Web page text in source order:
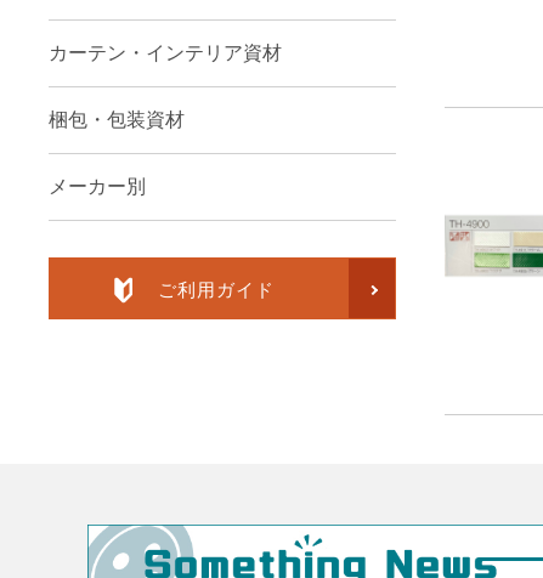
カーテン・インテリア資材
梱包・包装資材
メーカー別
ご利用ガイド